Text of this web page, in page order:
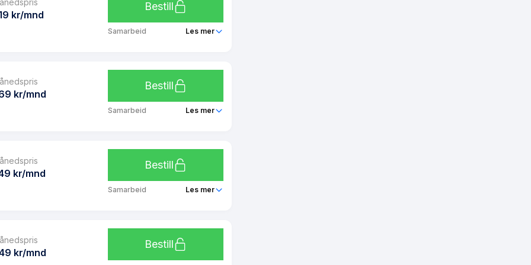
kr/mnd
Bestill
Samarbeid Les mer
Ubegrenset
Ubegrenset
kr/mnd
Bestill
Samarbeid Les mer
Ubegrenset
Ubegrenset
kr/mnd
Bestill
Samarbeid Les mer
Ubegrenset
kr/mnd
Bestill